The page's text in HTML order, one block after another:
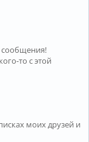
то с этой
моих друзей и